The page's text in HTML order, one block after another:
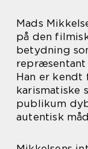
Mads
på den
betydning
repræsentant
Han er
karismatiske
publikum
autentisk